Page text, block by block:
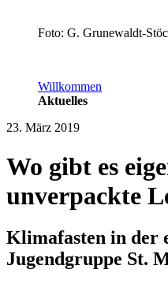
Foto: G. Grunewaldt-
Willkommen
Aktuelles
23. März 2019
Wo gibt es
unverpackte
Klimafasten in der
Jugendgruppe St.